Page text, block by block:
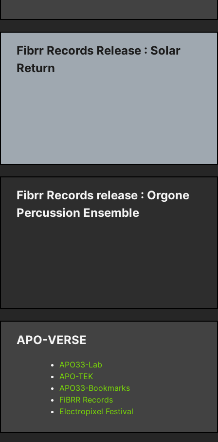
Fibrr Records Release : Solar
Return
Fibrr Records release : Orgone
Percussion Ensemble
APO-VERSE
APO33-Lab
APO-TEK
APO33-Bookmarks
FiBRR Records
Electropixel Festival